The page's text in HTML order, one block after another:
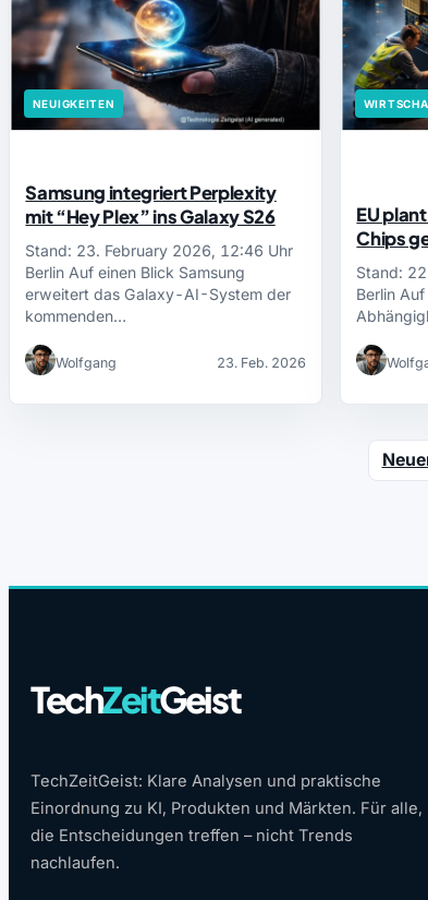
NEUIGKEITEN
Samsung integriert Perplexity
mit “Hey Plex” ins Galaxy S26
Stand: 23. February 2026, 12:46 Uhr
Berlin Auf einen Blick Samsung
erweitert das Galaxy-AI-System der
kommenden…
Wolfgang 23. Feb. 2026
EU
Chips
Stand:
Berlin
TechZeitGeist
TechZeitGeist: Klare Analysen und praktische
Einordnung zu KI, Produkten und Märkten. Für alle,
die Entscheidungen treffen – nicht Trends
nachlaufen.